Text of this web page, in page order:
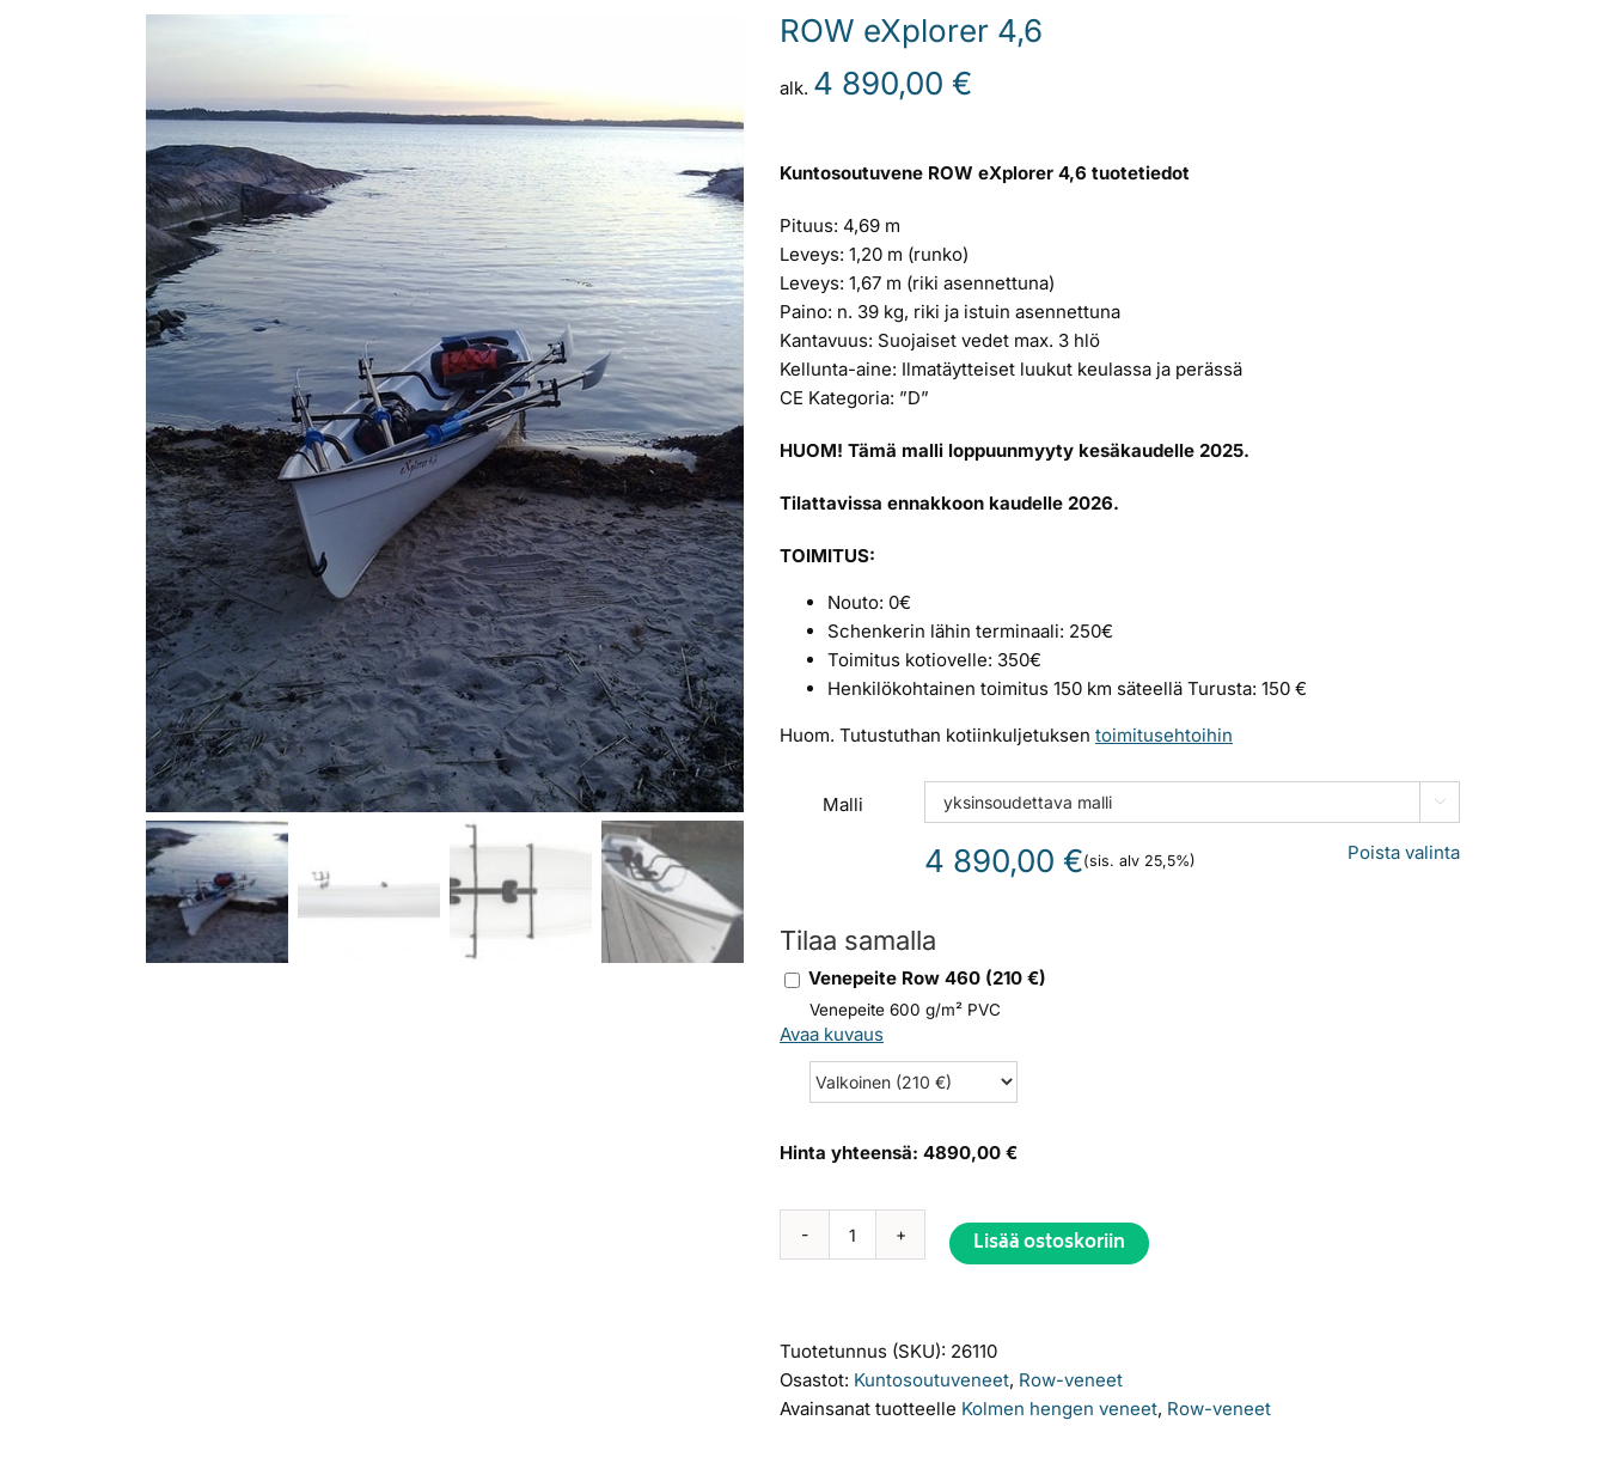
ROW eXplorer 4,6
alk. 4 890,00 €
Kuntosoutuvene ROW eXplorer 4,6 tuotetiedot
Pituus: 4,69 m
Leveys: 1,20 m (runko)
Leveys: 1,67 m (riki asennettuna)
Paino: n. 39 kg, riki ja istuin asennettuna
Kantavuus: Suojaiset vedet max. 3 hlö
Kellunta-aine: Ilmatäytteiset luukut keulassa ja perässä
CE Kategoria: ”D”
HUOM! Tämä malli loppuunmyyty kesäkaudelle 2025.
Tilattavissa ennakkoon kaudelle 2026.
TOIMITUS:
Nouto: 0€
Schenkerin lähin terminaali: 250€
Toimitus kotiovelle: 350€
Henkilökohtainen toimitus 150 km säteellä Turusta: 150 €
Huom. Tutustuthan kotiinkuljetuksen toimitusehtoihin
Malli 
4 890,00 €(sis. alv 25,5%) Poista valinta
Tilaa samalla
Venepeite Row 460 (210 €)
Venepeite 600 g/m² PVC
Avaa kuvaus
Hinta yhteensä: 4890,00 €
ROW
Lisää ostoskoriin
Tuotetunnus (SKU): 26110
Osastot: Kuntosoutuveneet, Row-veneet
Avainsanat tuotteelle Kolmen hengen veneet, Row-veneet